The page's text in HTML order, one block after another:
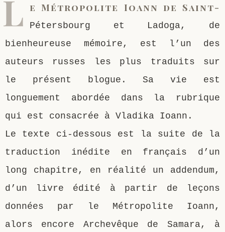
Saint Sophrony l’Athonite
Sainte Xenia
Sainte Matrone de Moscou
Staritsa Marie Makovkine
Natalia de Vyritsa
Staritsa Anastasia
Archimandrite Lazare (Abachidzé)
Geronda Arsenios le Spiléote
Gerondissa Makrina (Vassopoulou)
Archimandrite Nathanaël (Pospelov)
Père Héliodore
L e Métropolite Ioann de Saint-
Pétersbourg et Ladoga, de
bienheureuse mémoire, est l’un des
auteurs russes les plus traduits sur
le présent blogue. Sa vie est
longuement abordée dans la rubrique
qui est consacrée à Vladika Ioann.
Le texte ci-dessous est la suite de la
traduction inédite en français d’un
long chapitre, en réalité un addendum,
d’un livre édité à partir de leçons
données par le Métropolite Ioann,
alors encore Archevêque de Samara, à